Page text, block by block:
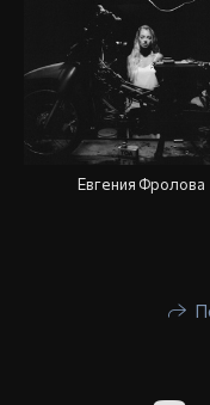
Евгения Фролова